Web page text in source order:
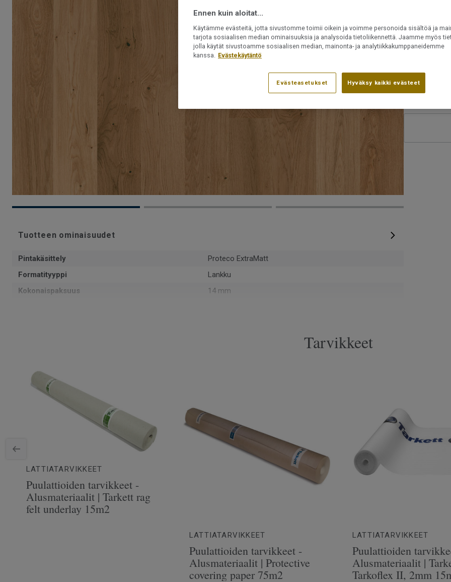
Tuotteen ominaisuudet
Pintakäsittely
Proteco ExtraMatt
Formatityyppi
Lankku
Kokonaispaksuus
14 mm
Asennusmenetelmä
SAP-tuotenumero
Viistetyt reunat
TAMMI
220 cm
Kulutuskerroksen paksuus
Leveys
PEFC-
Proteco
Uudelleen
Voidaan
Tuotenumero:
7877067
Tarvikkeet
LATTIATARVIKKEET
Puulattioiden tarvikkeet -
Alusmateriaalit | Tarkett rag
felt underlay 15m2
LATTIATARVIKKEET
Puulattioiden tarvikkeet -
Alusmateriaalit | Protective
covering paper 75m2
LATTIATARVIKKEET
Puulattioiden
Alusmateriaalit |
Tarkoflex II, 2mm
Ennen kuin aloitat...
Käytämme evästeitä, jotta sivustomme toimii oikein ja voimme personoida sisältöä ja
tarjota sosiaalisen median ominaisuuksia ja analysoida tietoliikennettä. Jaamme myös
jolla käytät sivustoamme sosiaalisen median, mainonta- ja analytiikkakumppaneidemme
kanssa. Evästekäytäntö
Evästeasetukset Hyväksy kaikki evästeet